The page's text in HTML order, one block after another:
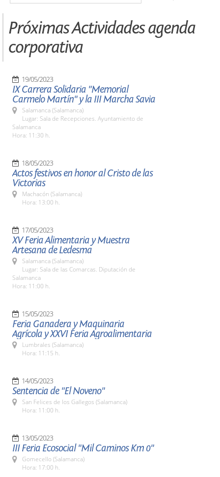
Próximas Actividades agenda
corporativa
19/05/2023
IX Carrera Solidaria "Memorial
Carmelo Martín" y la III Marcha Savia
Salamanca (Salamanca)
Lugar: Sala de Recepciones. Ayuntamiento de
Salamanca
Hora: 11:30 h.
18/05/2023
Actos festivos en honor al Cristo de las
Victorias
Machacón (Salamanca)
Hora: 13:00 h.
17/05/2023
XV Feria Alimentaria y Muestra
Artesana de Ledesma
Salamanca (Salamanca)
Lugar: Sala de las Comarcas. Diputación de
Salamanca
Hora: 11:00 h.
15/05/2023
Feria Ganadera y Maquinaria
Agrícola y XXVI Feria Agroalimentaria
Lumbrales (Salamanca)
Hora: 11:15 h.
14/05/2023
Sentencia de "El Noveno"
San Felices de los Gallegos (Salamanca)
Hora: 11:00 h.
13/05/2023
III Feria Ecosocial "Mil Caminos Km 0"
Gomecello (Salamanca)
Hora: 17:00 h.